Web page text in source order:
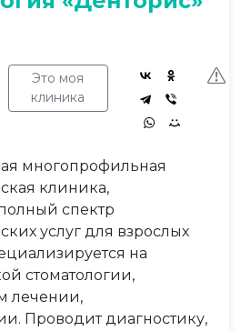
Это моя
клиника
многопрофильная
клиника,
спектр
услуг для взрослых
на
стоматологии,
лечении,
Проводит диагностику,